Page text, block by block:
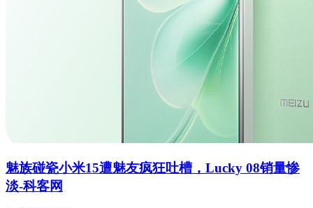
魅族碰瓷小米15遭魅友疯狂吐槽，Lucky 08销量惨
淡-科客网